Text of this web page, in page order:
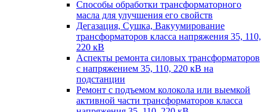
Способы обработки трансформаторного
масла для улучшения его свойств
Дегазация, Сушка, Вакуумирование
трансформаторов класса напряжения 35, 110,
220 кВ
Аспекты ремонта силовых трансформаторов
с напряжением 35, 110, 220 кВ на
подстанции
Ремонт с подъемом колокола или выемкой
активной части трансформаторов класса